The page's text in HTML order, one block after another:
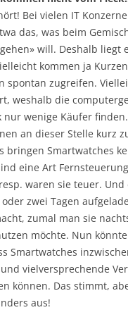
Bei vielen IT
das, was beim
will. Deshalb liegt
kommen ja
spontan zugreifen.
weshalb die
nur wenige Käufer
an dieser Stelle kurz
bringen Smartwatches
eine Art
waren sie teuer.
zwei Tagen
zumal man sie
möchte. Nun
Smartwatches
vielversprechende
können. Das stimmt,
aus!